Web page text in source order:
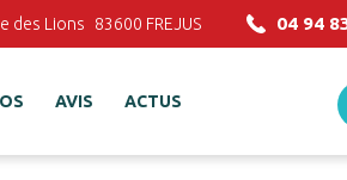
des Lions 83600 FREJUS 04 94
AVIS ACTUS